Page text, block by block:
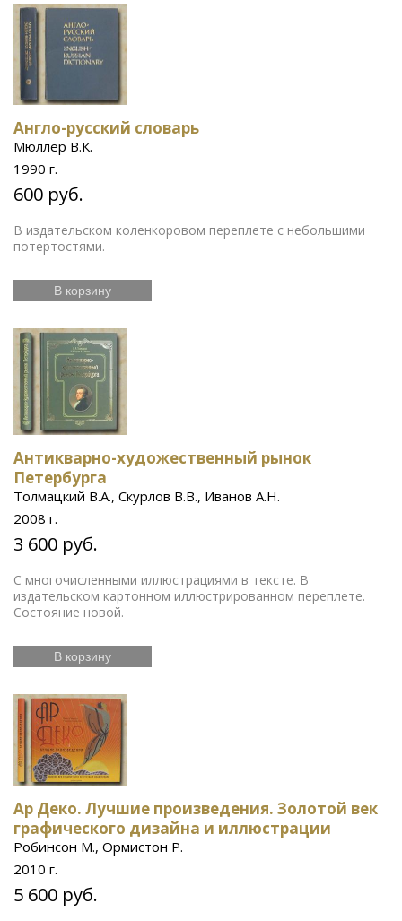
Англо-русский словарь
Мюллер В.К.
1990 г.
600 руб.
В издательском коленкоровом переплете с небольшими
потертостями.
В корзину
Антикварно-художественный рынок
Петербурга
Толмацкий В.А., Скурлов В.В., Иванов А.Н.
2008 г.
3 600 руб.
С многочисленными иллюстрациями в тексте. В
издательском картонном иллюстрированном переплете.
Состояние новой.
В корзину
Ар Деко. Лучшие произведения. Золотой век
графического дизайна и иллюстрации
Робинсон М., Ормистон Р.
2010 г.
5 600 руб.